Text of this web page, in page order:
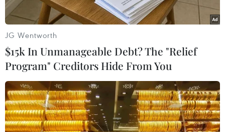
Giá vàng hướng tới tuần tăng mạnh
nhất kể từ tháng 1/2026
07/08/2026 08:14
Giá vàng trong nước giảm nhẹ,
thương hiệu SJC lùi về ngưỡng 142,2
triệu đồng
07/08/2026 02:21
JG Wentworth
$15k In Unmanageable Debt? The "Relief
Program" Creditors Hide From You